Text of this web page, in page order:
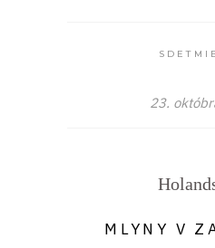
23.
MLYNY V